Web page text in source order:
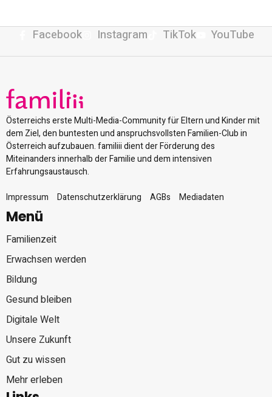
Facebook Instagram TikTok YouTube
Österreichs erste Multi-Media-Community für Eltern und Kinder mit
dem Ziel, den buntesten und anspruchsvollsten Familien-Club in
Österreich aufzubauen. familiii dient der Förderung des
Miteinanders innerhalb der Familie und dem intensiven
Erfahrungsaustausch.
Impressum
Datenschutzerklärung AGBs Mediadaten
Menü
Familienzeit
Erwachsen werden
Bildung
Gesund bleiben
Digitale Welt
Unsere Zukunft
Gut zu wissen
Mehr erleben